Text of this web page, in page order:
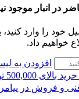
در انبار موجود
خود را وارد کنید،
خواهیم داد.
افزودن به
500,000 تومان
فنی و فروش در